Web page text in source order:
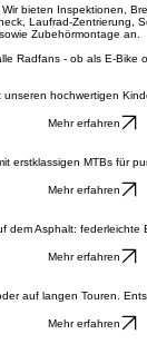
von starken Marken
• AMFLOW •
bieten Inspektionen,
Laufrad-Zentrierung,
Zubehörmontage an.
Radfans - ob als E-Bike
unseren hochwertigen
Mehr erfahren
erstklassigen MTBs für
Mehr erfahren
dem Asphalt: federleichte
Mehr erfahren
auf langen Touren.